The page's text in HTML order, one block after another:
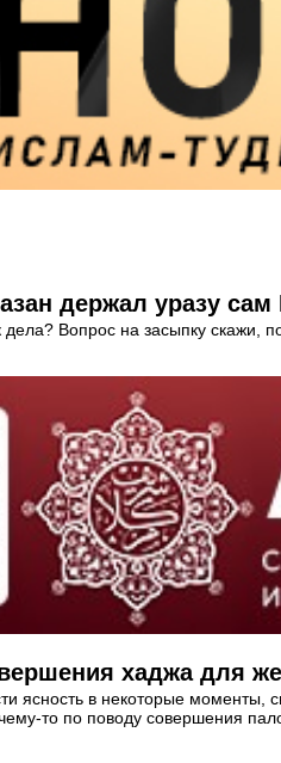
держал уразу
Вопрос на засыпку скажи,
хаджа для
ясность в некоторые
то по поводу совершения